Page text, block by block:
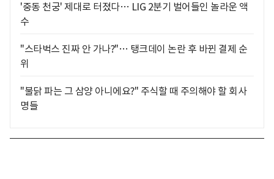
'중동 천궁' 제대로 터졌다… LIG 2분기 벌어들인 놀라운 액
수
"스타벅스 진짜 안 가나?"… 탱크데이 논란 후 바뀐 결제 순
위
"불닭 파는 그 삼양 아니에요?" 주식할 때 주의해야 할 회사
명들